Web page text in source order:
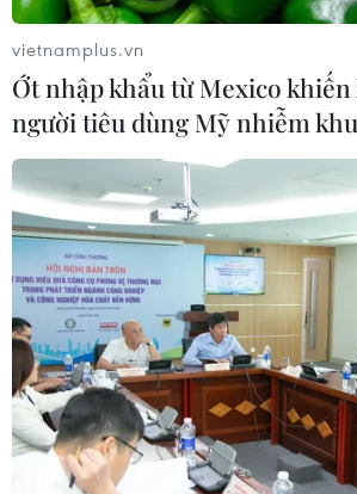
vietnamplus.vn
Ớt nhập khẩu từ Mexico
người tiêu dùng Mỹ nhiễm